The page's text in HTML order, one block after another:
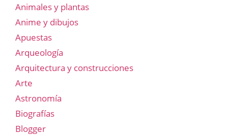
Animales y plantas
Anime y dibujos
Apuestas
Arqueología
Arquitectura y construcciones
Arte
Astronomía
Biografías
Blogger